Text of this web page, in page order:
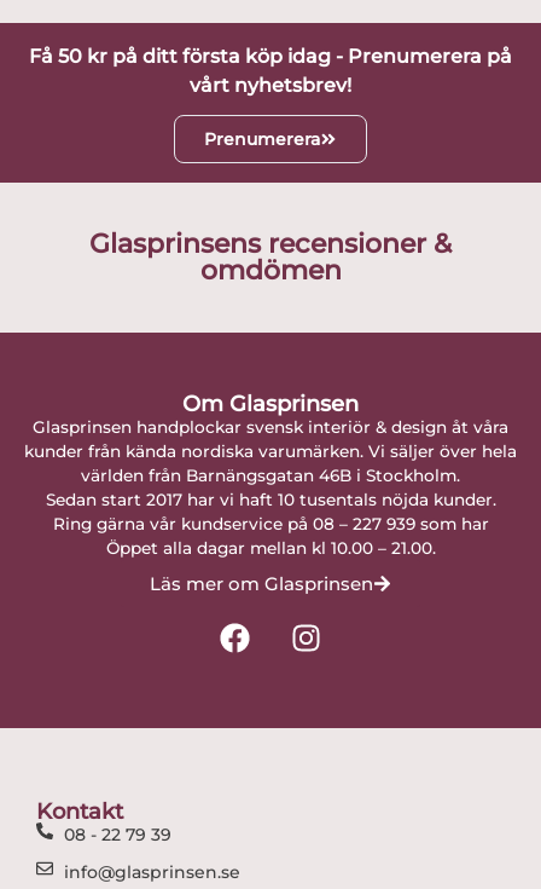
Få 50 kr på ditt första köp idag - Prenumerera på
vårt nyhetsbrev!
Prenumerera
Glasprinsens recensioner &
omdömen
Om Glasprinsen
Glasprinsen handplockar svensk interiör & design åt våra
kunder från kända nordiska varumärken. Vi säljer över hela
världen från Barnängsgatan 46B i Stockholm.
Sedan start 2017 har vi haft 10 tusentals nöjda kunder.
Ring gärna vår kundservice på 08 – 227 939 som har
Öppet alla dagar mellan kl 10.00 – 21.00.
Läs mer om Glasprinsen
F
a
I
n
Kontakt
08 - 22 79 39
info@glasprinsen.se